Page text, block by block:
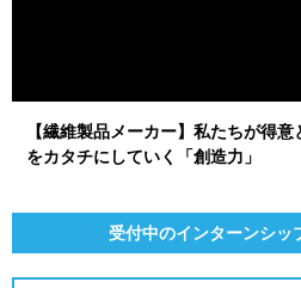
【繊維製品メーカー】私たちが得
をカタチにしていく「創造力」
受付中のインターンシッ